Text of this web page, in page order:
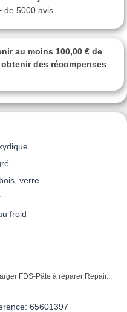
verre
froid
FDS-Pâte à réparer Repair...
65601397
de 5000 avis
au moins 100,00 € de
des récompenses